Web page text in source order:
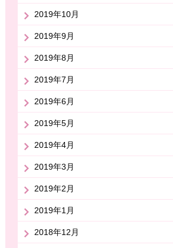
2019年10月
2019年9月
2019年8月
2019年7月
2019年6月
2019年5月
2019年4月
2019年3月
2019年2月
2019年1月
2018年12月